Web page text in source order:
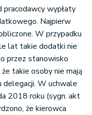
pracodawcy wypłaty
Najpierw
W przypadku
lat takie dodatki nie
przez stanowisko
takie osoby nie mają
delegacji. W uchwale
2018 roku (sygn. akt
że kierowca